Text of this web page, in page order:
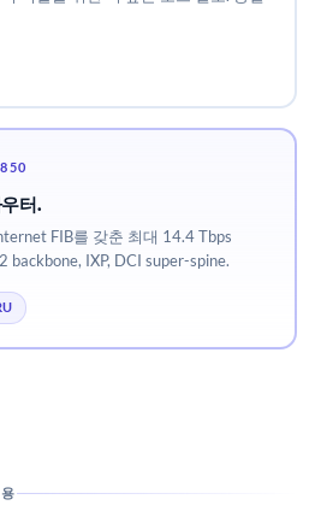
터.
FIB를 갖춘 최대 14.4 Tbps
IXP, DCI super-spine.